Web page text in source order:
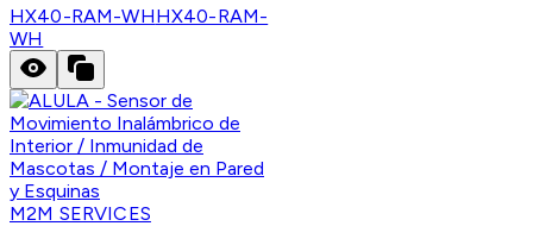
HX40-RAM-WHHX40-RAM-
WH
M2M SERVICES